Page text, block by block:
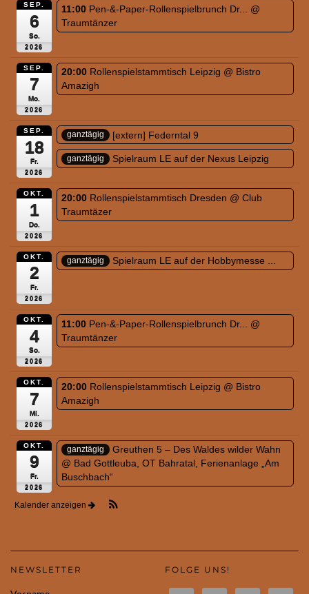
SEP.
6
So.
2026
11:00 Pen-&-Paper-Rollenspielbrunch Dr... @
Traumtänzer
SEP.
7
Mo.
2026
20:00 Rollenspielstammtisch Leipzig @ Bistro
Amazigh
SEP.
18
Fr.
2026
ganztägig [extern] Federntal 9
ganztägig Spielraum LE auf der Nexus Leipzig
OKT.
1
Do.
2026
20:00 Rollenspielstammtisch Dresden @ Club
Traumtäzer
OKT.
2
Fr.
2026
ganztägig Spielraum LE auf der Hobbymesse ...
OKT.
4
So.
2026
11:00 Pen-&-Paper-Rollenspielbrunch Dr... @
Traumtänzer
OKT.
7
Mi.
2026
20:00 Rollenspielstammtisch Leipzig @ Bistro
Amazigh
OKT.
9
Fr.
2026
ganztägig
Greuthen 5 – Des Waldes wilder Wahn
@ Bad Gottleuba, OT Bahratal, Ferienanlage „Am
Buschbach“
Kalender anzeigen
NEWSLETTER FOLGE UNS!